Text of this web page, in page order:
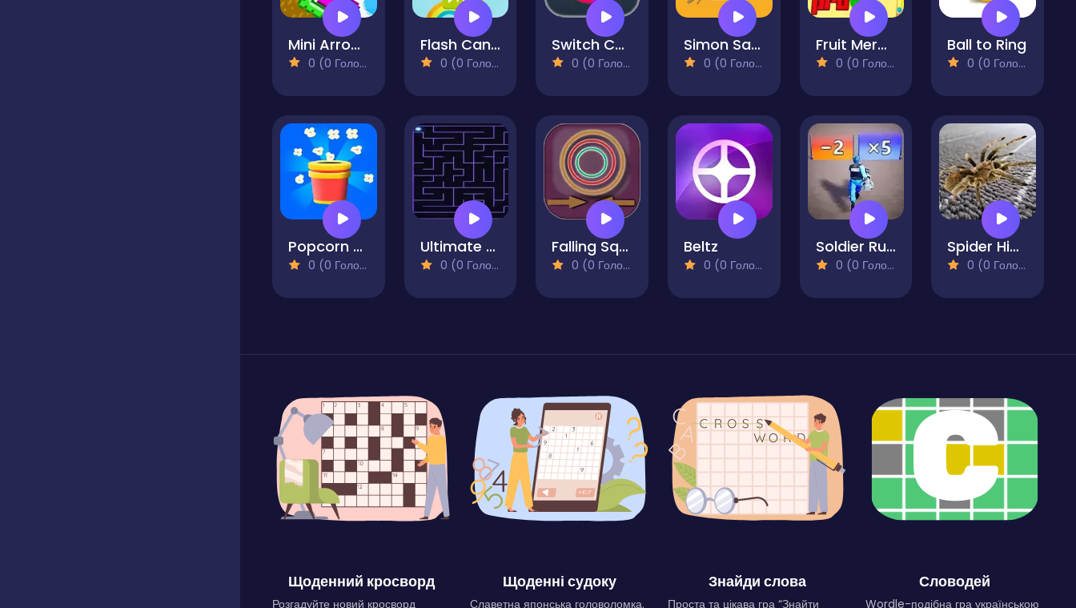
Mini Arrows
0 (0 Голосів)
Flash Candy
0 (0 Голосів)
Switch Colors
0 (0 Голосів)
Simon Says Palette
0 (0 Голосів)
Fruit Merge Pro
0 (0 Голосів)
Ball to Ring
0 (0 Голосів)
Popcorn Time
0 (0 Голосів)
Ultimate Maze
0 (0 Голосів)
Falling Square
0 (0 Голосів)
Beltz
0 (0 Голосів)
Soldier Run Evolution
0 (0 Голосів)
Spider Hidden Difference
0 (0 Голосів)
Щоденний кросворд
Розгадуйте новий кросворд
Щоденні судоку
Славетна японська головоломка.
Знайди слова
Проста та цікава гра “Знайти
Словодей
Wordle-подібна гра українською